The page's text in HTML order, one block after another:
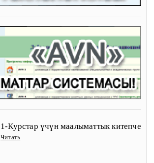
1-Курстар үчүн маалыматтык китепче
Читать